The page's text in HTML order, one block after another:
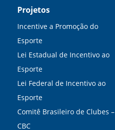
Projetos
Incentive a Promoção do
Esporte
Lei Estadual de Incentivo ao
Esporte
Lei Federal de Incentivo ao
Esporte
Comitê Brasileiro de Clubes –
CBC